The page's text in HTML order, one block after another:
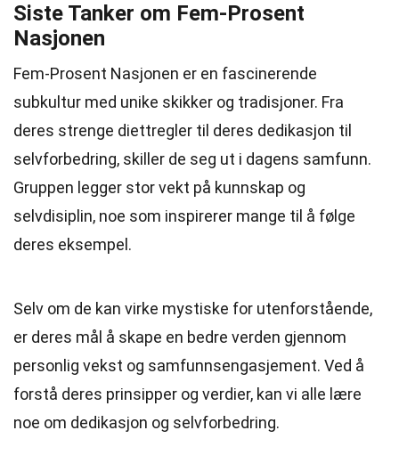
Siste Tanker om Fem-Prosent
Nasjonen
Fem-Prosent Nasjonen er en fascinerende
subkultur med unike skikker og tradisjoner. Fra
deres strenge diettregler til deres dedikasjon til
selvforbedring, skiller de seg ut i dagens samfunn.
Gruppen legger stor vekt på kunnskap og
selvdisiplin, noe som inspirerer mange til å følge
deres eksempel.
Selv om de kan virke mystiske for utenforstående,
er deres mål å skape en bedre verden gjennom
personlig vekst og samfunnsengasjement. Ved å
forstå deres prinsipper og verdier, kan vi alle lære
noe om dedikasjon og selvforbedring.